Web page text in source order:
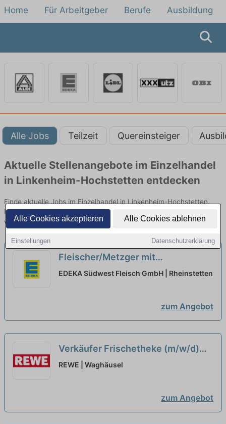
Alle Cookies akzeptieren Alle Cookies ablehnen
Einstellungen Datenschutzerklärung
Home Für Arbeitgeber Berufe Ausbildung
Alle Jobs Teilzeit Quereinsteiger
Aktuelle Stellenangebote im Einzelhandel
in Linkenheim-Hochstetten entdecken
Finde aktuelle Jobs im Einzelhandel in Linkenheim-Hochstetten.
Hier alle offenen Stellenangebote im Verkauf, Vertrieb und Handel
vergleichen.
Fleischer/Metzger mit
Führungsaufgaben (m/w/d)
EDEKA Südwest Fleisch GmbH | Rheinstetten
zum Angebot
Verkäufer Frischetheke (m/w/d)
neu
REWE | Waghäusel
zum Angebot